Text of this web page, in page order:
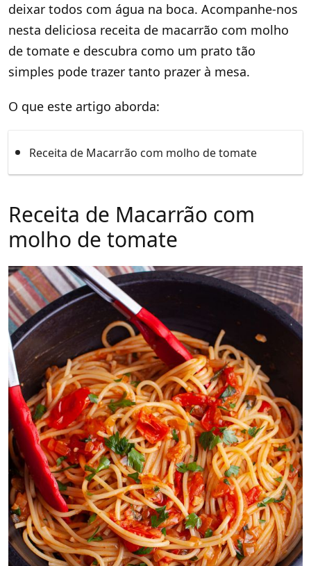
deixar todos com água na boca. Acompanhe-nos
nesta deliciosa receita de macarrão com molho
de tomate e descubra como um prato tão
simples pode trazer tanto prazer à mesa.
O que este artigo aborda:
Receita de Macarrão com molho de tomate
Receita de Macarrão com
molho de tomate